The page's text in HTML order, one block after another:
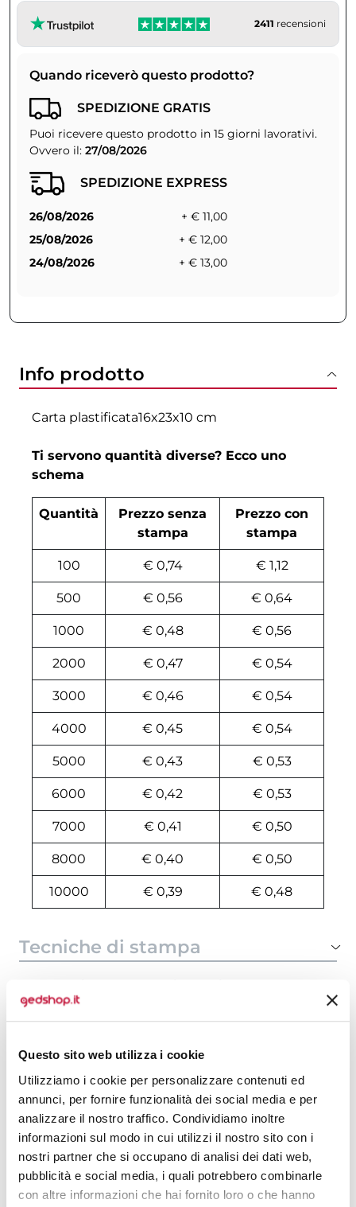
Questo sito web utilizza i cookie
Utilizziamo i cookie per personalizzare contenuti ed
annunci, per fornire funzionalità dei social media e per
analizzare il nostro traffico. Condividiamo inoltre
informazioni sul modo in cui utilizzi il nostro sito con i
nostri partner che si occupano di analisi dei dati web,
pubblicità e social media, i quali potrebbero combinarle
con altre informazioni che hai fornito loro o che hanno
2411 recensioni
Quando riceverò questo prodotto?
SPEDIZIONE GRATIS
Puoi ricevere questo prodotto in 15 giorni lavorativi.
Ovvero il: 27/08/2026
SPEDIZIONE EXPRESS
26/08/2026
+ € 11,00
25/08/2026
+ € 12,00
24/08/2026
+ € 13,00
Info prodotto
Carta plastificata16x23x10 cm
Ti servono quantità diverse? Ecco uno
schema
Quantità
Prezzo senza
stampa
Prezzo con
stampa
100 € 0,74 € 1,12
500 € 0,56 € 0,64
1000 € 0,48 € 0,56
2000 € 0,47 € 0,54
3000 € 0,46 € 0,54
4000 € 0,45 € 0,54
5000 € 0,43 € 0,53
6000 € 0,42 € 0,53
7000 € 0,41 € 0,50
8000 € 0,40 € 0,50
10000 € 0,39 € 0,48
Tecniche di stampa
Domande e risposte
Prodotti alternativi